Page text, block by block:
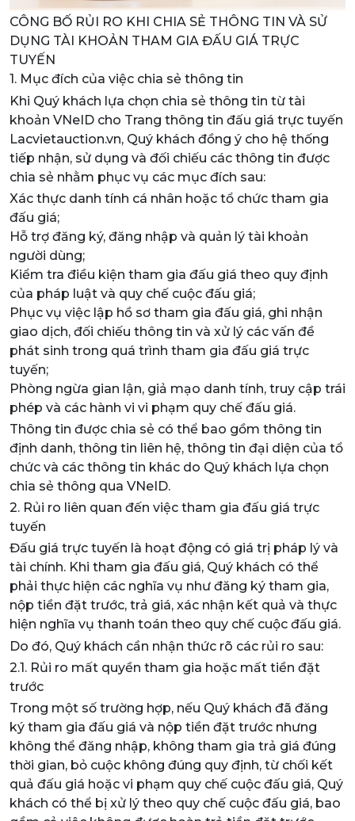
CÔNG BỐ RỦI RO KHI CHIA SẺ THÔNG TIN VÀ SỬ
DỤNG TÀI KHOẢN THAM GIA ĐẤU GIÁ TRỰC
TUYẾN
1. Mục đích của việc chia sẻ thông tin
Khi Quý khách lựa chọn chia sẻ thông tin từ tài
khoản VNeID cho Trang thông tin đấu giá trực tuyến
Lacvietauction.vn, Quý khách đồng ý cho hệ thống
tiếp nhận, sử dụng và đối chiếu các thông tin được
chia sẻ nhằm phục vụ các mục đích sau:
Xác thực danh tính cá nhân hoặc tổ chức tham gia
đấu giá;
Hỗ trợ đăng ký, đăng nhập và quản lý tài khoản
người dùng;
Kiểm tra điều kiện tham gia đấu giá theo quy định
của pháp luật và quy chế cuộc đấu giá;
Phục vụ việc lập hồ sơ tham gia đấu giá, ghi nhận
giao dịch, đối chiếu thông tin và xử lý các vấn đề
phát sinh trong quá trình tham gia đấu giá trực
tuyến;
Phòng ngừa gian lận, giả mạo danh tính, truy cập trái
phép và các hành vi vi phạm quy chế đấu giá.
Thông tin được chia sẻ có thể bao gồm thông tin
định danh, thông tin liên hệ, thông tin đại diện của tổ
chức và các thông tin khác do Quý khách lựa chọn
chia sẻ thông qua VNeID.
2. Rủi ro liên quan đến việc tham gia đấu giá trực
tuyến
Đấu giá trực tuyến là hoạt động có giá trị pháp lý và
tài chính. Khi tham gia đấu giá, Quý khách có thể
phải thực hiện các nghĩa vụ như đăng ký tham gia,
nộp tiền đặt trước, trả giá, xác nhận kết quả và thực
hiện nghĩa vụ thanh toán theo quy chế cuộc đấu giá.
Do đó, Quý khách cần nhận thức rõ các rủi ro sau:
2.1. Rủi ro mất quyền tham gia hoặc mất tiền đặt
trước
Trong một số trường hợp, nếu Quý khách đã đăng
ký tham gia đấu giá và nộp tiền đặt trước nhưng
không thể đăng nhập, không tham gia trả giá đúng
thời gian, bỏ cuộc không đúng quy định, từ chối kết
quả đấu giá hoặc vi phạm quy chế cuộc đấu giá, Quý
khách có thể bị xử lý theo quy chế cuộc đấu giá, bao